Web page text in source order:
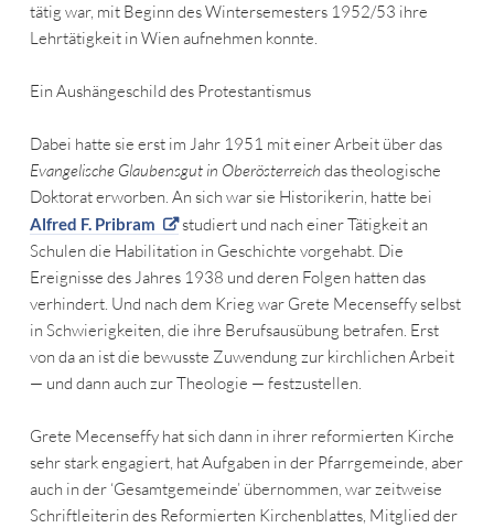
tätig war, mit Beginn des Wintersemesters 1952/53 ihre
Lehrtätigkeit in Wien aufnehmen konnte.
Ein Aushängeschild des Protestantismus
Dabei hatte sie erst im Jahr 1951 mit einer Arbeit über das
Evangelische Glaubensgut in Oberösterreich das theologische
Doktorat erworben. An sich war sie Historikerin, hatte bei
Alfred F. Pribram
studiert und nach einer Tätigkeit an
Schulen die Habilitation in Geschichte vorgehabt. Die
Ereignisse des Jahres 1938 und deren Folgen hatten das
verhindert. Und nach dem Krieg war Grete Mecenseffy selbst
in Schwierigkeiten, die ihre Berufsausübung betrafen. Erst
von da an ist die bewusste Zuwendung zur kirchlichen Arbeit
— und dann auch zur Theologie — festzustellen.
Grete Mecenseffy hat sich dann in ihrer reformierten Kirche
sehr stark engagiert, hat Aufgaben in der Pfarrgemeinde, aber
auch in der ‘Gesamtgemeinde’ übernommen, war zeitweise
Schriftleiterin des Reformierten Kirchenblattes, Mitglied der